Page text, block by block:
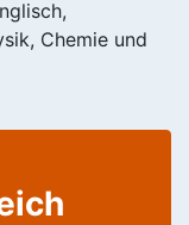
Chemie und